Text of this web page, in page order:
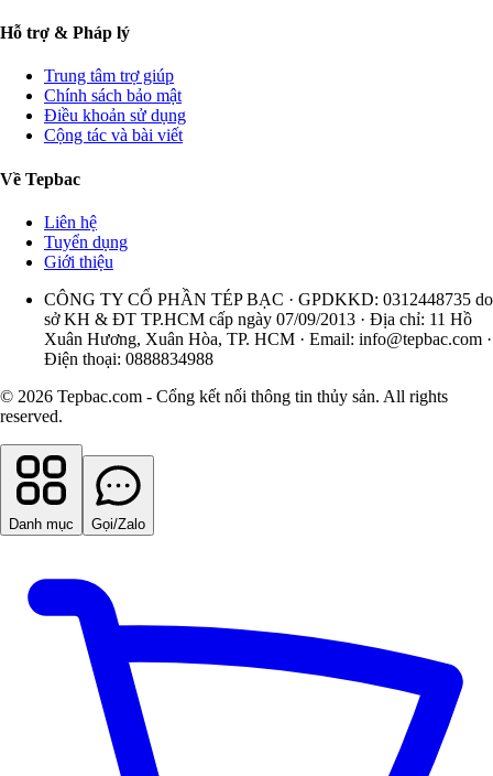
Hỗ trợ & Pháp lý
Trung tâm trợ giúp
Chính sách bảo mật
Điều khoản sử dụng
Cộng tác và bài viết
Về Tepbac
Liên hệ
Tuyển dụng
Giới thiệu
CÔNG TY CỔ PHẦN TÉP BẠC · GPDKKD: 0312448735 do
sở KH & ĐT TP.HCM cấp ngày 07/09/2013 · Địa chỉ: 11 Hồ
Xuân Hương, Xuân Hòa, TP. HCM · Email: info@tepbac.com ·
Điện thoại: 0888834988
© 2026 Tepbac.com - Cổng kết nối thông tin thủy sản. All rights
reserved.
Danh mục Gọi/Zalo